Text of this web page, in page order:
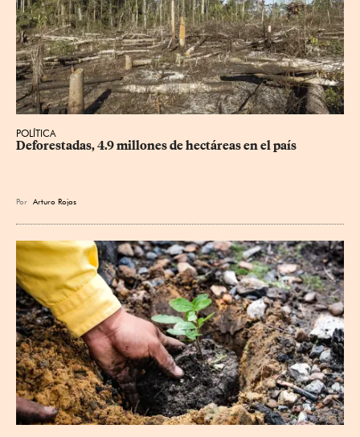
POLÍTICA
Deforestadas, 4.9 millones de hectáreas en el país
Por Arturo Rojas